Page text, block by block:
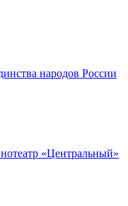
народов России
«Центральный»